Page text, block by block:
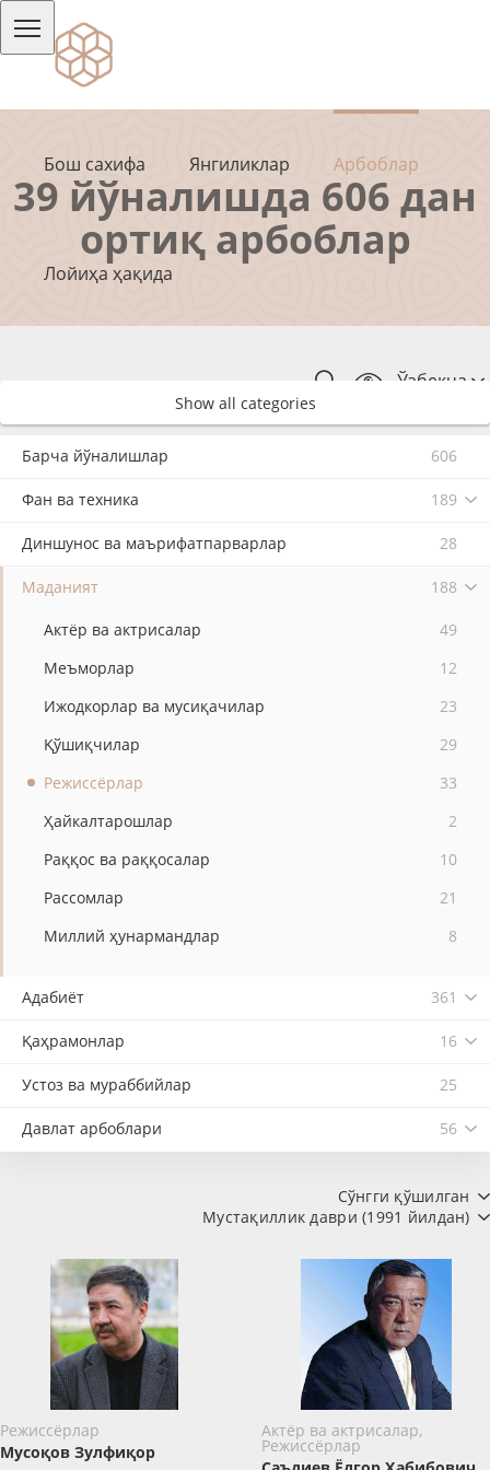
Бош сахифа Янгиликлар Арбоблар
Лойиҳа ҳақида
Ўзбекча
39 йўналишда 606 дан
ортиқ арбоблар
Show all categories
Барча йўналишлар 606
Фан ва техника 189
Диншунос ва маърифатпарварлар 28
Маданият 188
Актёр ва актрисалар
49
Меъморлар
12
Ижодкорлар ва мусиқачилар
23
Қўшиқчилар
29
Режиссёрлар
33
Ҳайкалтарошлар
2
Раққос ва раққосалар
10
Рассомлар
21
Миллий ҳунармандлар
8
Адабиёт 361
Қаҳрамонлар 16
Устоз ва мураббийлар 25
Давлат арбоблари 56
Сўнгги қўшилган
Мустақиллик даври (1991 йилдан)
Режиссёрлар
Мусоқов Зулфиқор
Актёр ва актрисалар,
Режиссёрлар